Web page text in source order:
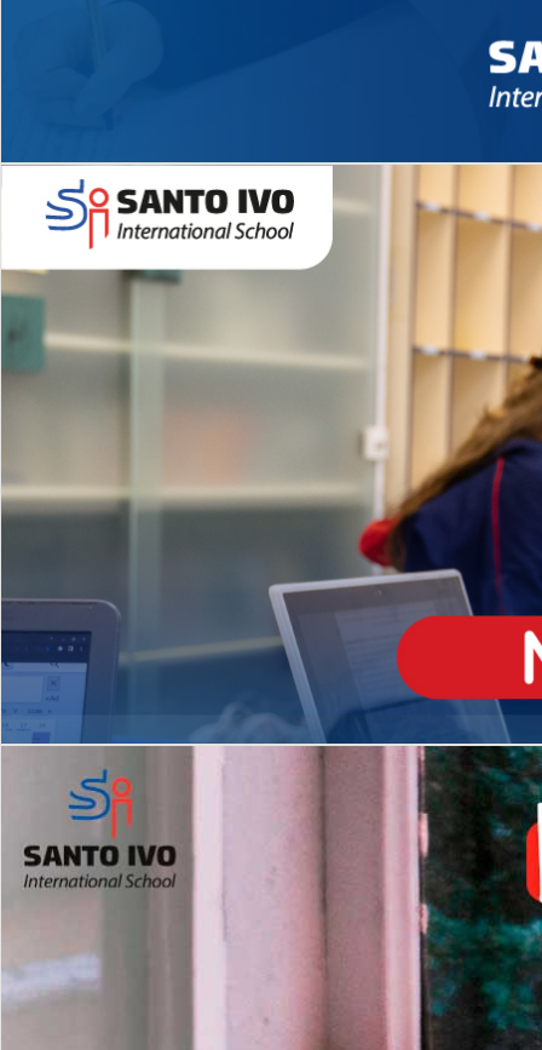
Novidades 2026 High School
Matrículas Abertas 2026
EDUCAÇÃO INFANTIL
Inglês todos os dias
MÉDIO
igh School
Dupla Diplomação
2º AO 5º ANO FUNDAMENTAL
es
Com imersão Bilingue - Anos
Finais